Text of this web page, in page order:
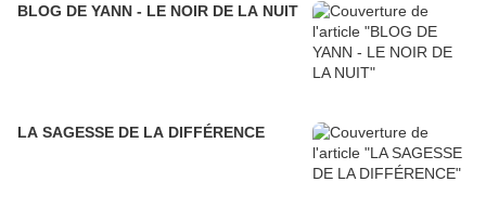
BLOG DE YANN - LE NOIR DE LA NUIT
LA SAGESSE DE LA DIFFÉRENCE